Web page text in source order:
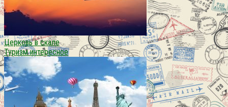
Церковь в скале
Туризм интересное